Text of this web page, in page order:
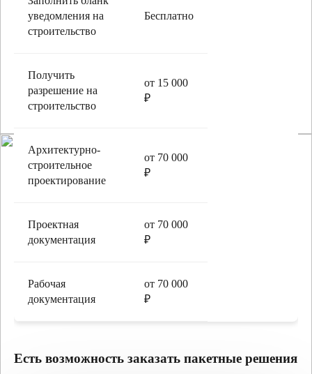
уведомления на
строительство
Бесплатно
Получить
разрешение на
строительство
от 15 000
₽
Архитектурно-
строительное
проектирование
от 70 000
₽
Проектная
документация
от 70 000
₽
Рабочая
документация
от 70 000
₽
Есть возможность заказать пакетные решения